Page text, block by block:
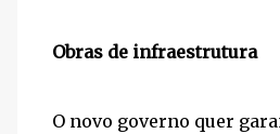
Obras de infraestrutura
O novo governo quer